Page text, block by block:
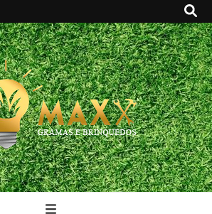
Gramas